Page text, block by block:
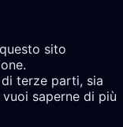
sito
terze parti, sia
saperne di più